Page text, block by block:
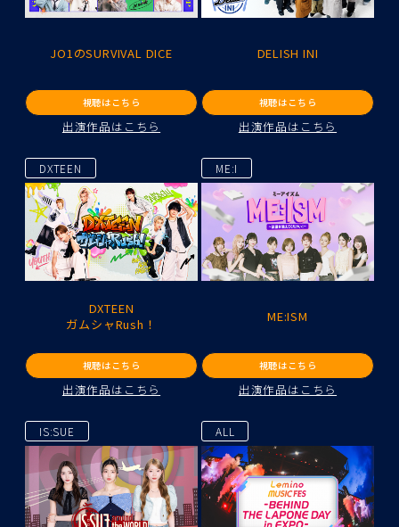
JO1のSURVIVAL DICE
視聴はこちら
出演作品はこちら
DELISH INI
視聴はこちら
出演作品はこちら
DXTEEN
DXTEEN
ガムシャRush！
視聴はこちら
出演作品はこちら
ME:I
ME:ISM
視聴はこちら
出演作品はこちら
IS:SUE ALL